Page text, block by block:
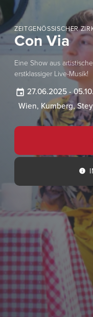
ZEITGENÖSSISCHER
Con Via
Eine Show aus
erstklassiger Live-Musik!
27.06.2025 -
Wien, Kumberg,